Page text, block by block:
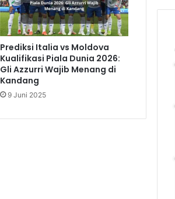
Prediksi Italia vs Moldova
Kualifikasi Piala Dunia 2026:
Gli Azzurri Wajib Menang di
Kandang
9 Juni 2025